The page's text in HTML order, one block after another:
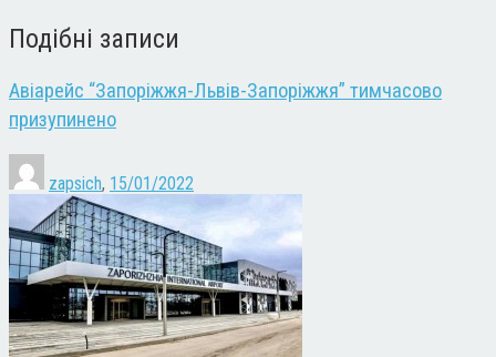
Подібні записи
Авіарейс “Запоріжжя-Львів-Запоріжжя” тимчасово
призупинено
zapsich, 15/01/2022